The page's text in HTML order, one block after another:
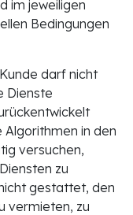
im jeweiligen
Bedingungen
darf nicht
Dienste
in den
versuchen,
zu
gestattet, den
vermieten, zu